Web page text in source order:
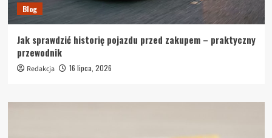
Blog
Jak sprawdzić historię pojazdu przed zakupem – praktyczny
przewodnik
Redakcja 16 lipca, 2026